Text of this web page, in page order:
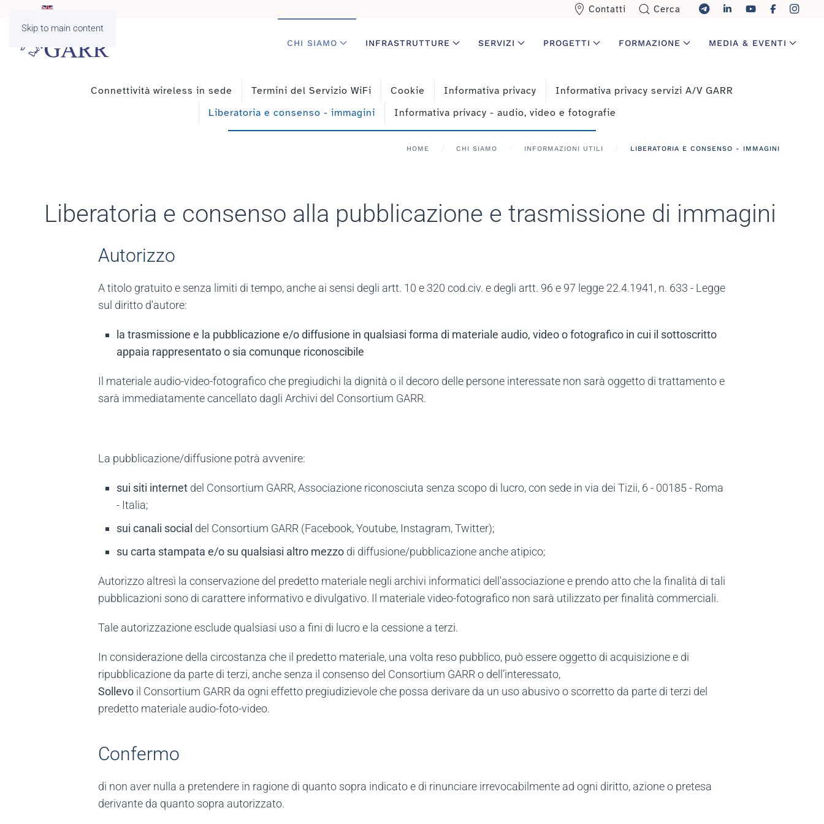
Skip to main content
Contatti Cerca
CHI SIAMO INFRASTRUTTURE SERVIZI PROGETTI FORMAZIONE MEDIA & EVENTI
Connettività wireless in sede Termini del Servizio WiFi Cookie Informativa privacy
Informativa privacy servizi A/V GARR
Liberatoria e consenso - immagini
Informativa privacy - audio, video e fotografie
HOME CHI SIAMO INFORMAZIONI UTILI LIBERATORIA E CONSENSO - IMMAGINI
Liberatoria e consenso alla pubblicazione e trasmissione di immagini
Autorizzo
A titolo gratuito e senza limiti di tempo, anche ai sensi degli artt. 10 e 320 cod.civ. e degli artt. 96 e 97 legge 22.4.1941, n. 633 - Legge
sul diritto d'autore:
la trasmissione e la pubblicazione e/o diffusione in qualsiasi forma di materiale audio, video o fotografico in cui il sottoscritto
appaia rappresentato o sia comunque riconoscibile
Il materiale audio-video-fotografico che pregiudichi la dignità o il decoro delle persone interessate non sarà oggetto di trattamento e
sarà immediatamente cancellato dagli Archivi del Consortium GARR.
La pubblicazione/diffusione potrà avvenire:
sui siti internet del Consortium GARR, Associazione riconosciuta senza scopo di lucro, con sede in via dei Tizii, 6 - 00185 - Roma
- Italia;
sui canali social del Consortium GARR (Facebook, Youtube, Instagram, Twitter);
su carta stampata e/o su qualsiasi altro mezzo di diffusione/pubblicazione anche atipico;
Autorizzo altresì la conservazione del predetto materiale negli archivi informatici dell'associazione e prendo atto che la finalità di tali
pubblicazioni sono di carattere informativo e divulgativo. Il materiale video-fotografico non sarà utilizzato per finalità commerciali.
Tale autorizzazione esclude qualsiasi uso a fini di lucro e la cessione a terzi.
In considerazione della circostanza che il predetto materiale, una volta reso pubblico, può essere oggetto di acquisizione e di
ripubblicazione da parte di terzi, anche senza il consenso del Consortium GARR o dell’interessato,
Sollevo il Consortium GARR da ogni effetto pregiudizievole che possa derivare da un uso abusivo o scorretto da parte di terzi del
predetto materiale audio-foto-video.
Confermo
di non aver nulla a pretendere in ragione di quanto sopra indicato e di rinunciare irrevocabilmente ad ogni diritto, azione o pretesa
derivante da quanto sopra autorizzato.